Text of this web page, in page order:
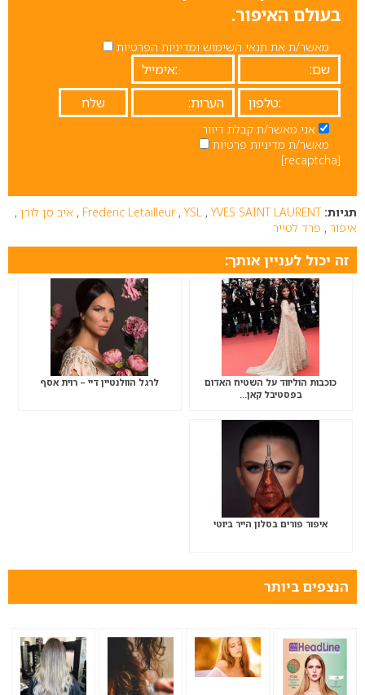
בעולם האיפור.
מאשר/ת את תנאי השימוש ומדיניות הפרטיות
אני מאשר/ת קבלת דיוור
מאשר/ת מדיניות פרטיות
[recaptcha]
תגיות: Frederic Letailleur, YSL , YVES SAINT LAURENT
, איב סן לורן ,
איפור , פרד לטייר
זה יכול לעניין אותך:
כוכבות הוליווד על השטיח האדום
בפסטיבל קאן…
לרגל הוולנטיין דיי – רוית אסף
איפור פורים בסלון הייר ביוטי
הנצפים ביותר